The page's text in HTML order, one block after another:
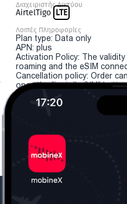
Διαχειριστής Δικτύου
AirtelTigo LTE
Λοιπές Πληροφορίες
Plan type: Data only
APN: plus
Activation Policy: The
roaming and the eSIM
Cancellation policy: Order
once the "install eSIM"